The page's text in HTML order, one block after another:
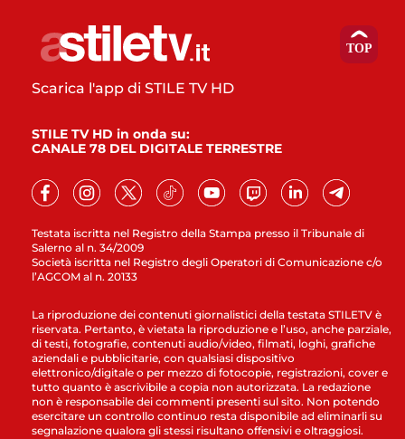
Testata iscritta nel Registro della Stampa presso il Tribunale di
Salerno al n. 34/2009
Società iscritta nel Registro degli Operatori di Comunicazione c/o
l’AGCOM al n. 20133
Scarica l'app di STILE TV HD
STILE TV HD in onda su:
CANALE 78 DEL DIGITALE TERRESTRE
La riproduzione dei contenuti giornalistici della testata STILETV è
riservata. Pertanto, è vietata la riproduzione e l’uso, anche parziale,
di testi, fotografie, contenuti audio/video, filmati, loghi, grafiche
aziendali e pubblicitarie, con qualsiasi dispositivo
elettronico/digitale o per mezzo di fotocopie, registrazioni, cover e
tutto quanto è ascrivibile a copia non autorizzata. La redazione
non è responsabile dei commenti presenti sul sito. Non potendo
esercitare un controllo continuo resta disponibile ad eliminarli su
segnalazione qualora gli stessi risultano offensivi e oltraggiosi.